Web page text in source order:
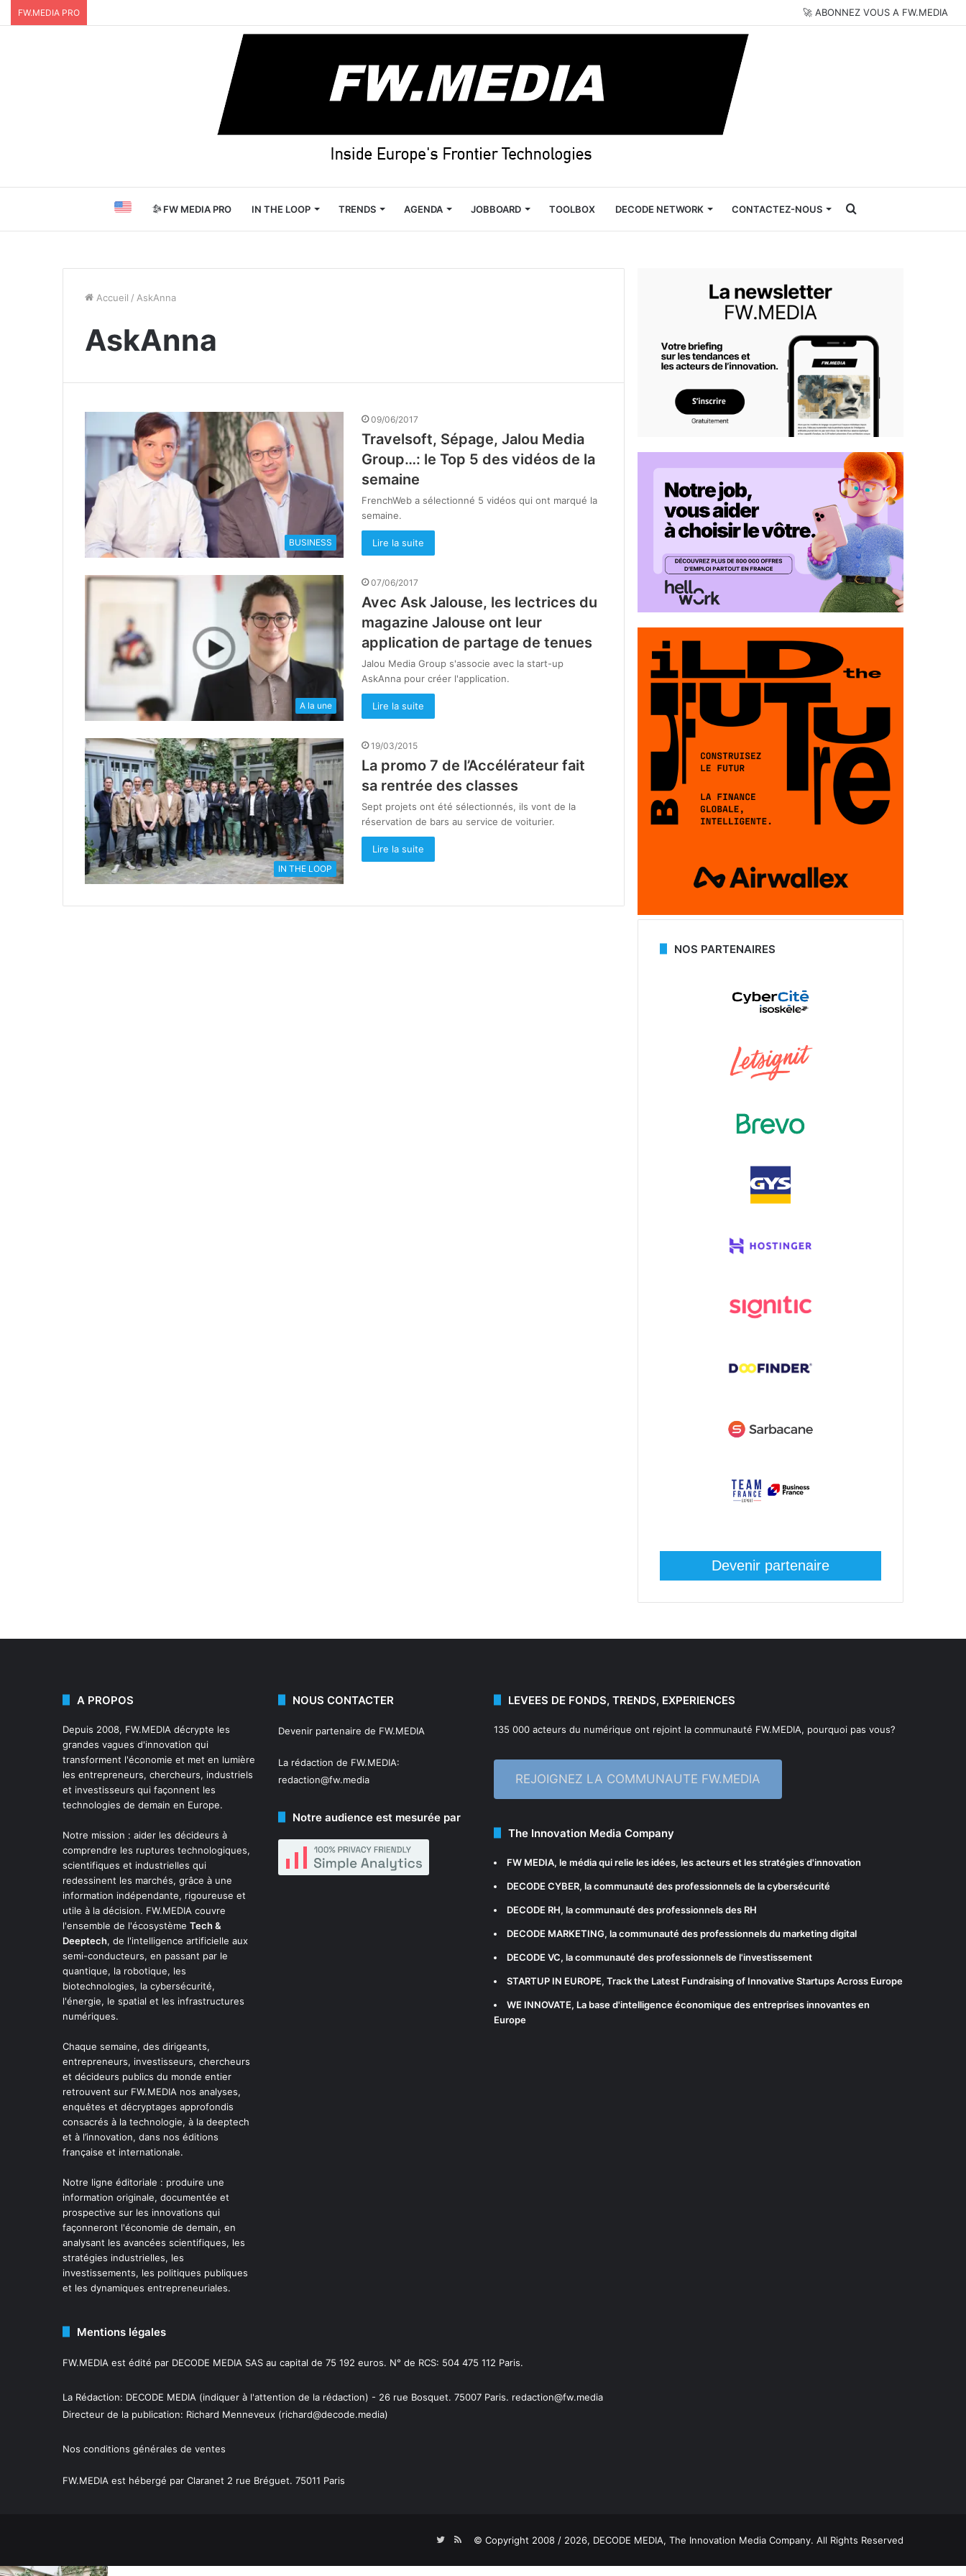
FW.MEDIA PRO 🚀 ABONNEZ VOUS A FW.MEDIA
FW MEDIA PRO IN THE LOOP TRENDS AGENDA JOBBOARD TOOLBOX DECODE NETWORK CONTACTEZ-NOUS Rechercher
Accueil / AskAnna
AskAnna
BUSINESS
09/06/2017
Travelsoft, Sépage, Jalou Media
Group…: le Top 5 des vidéos de la
semaine
FrenchWeb a sélectionné 5 vidéos qui ont marqué la
semaine.
Lire la suite
A la une
07/06/2017
Avec Ask Jalouse, les lectrices du
magazine Jalouse ont leur
application de partage de tenues
Jalou Media Group s'associe avec la start-up
AskAnna pour créer l'application.
Lire la suite
IN THE LOOP
19/03/2015
La promo 7 de l’Accélérateur fait
sa rentrée des classes
Sept projets ont été sélectionnés, ils vont de la
réservation de bars au service de voiturier.
Lire la suite
NOS PARTENAIRES
Devenir partenaire
A PROPOS
Depuis 2008, FW.MEDIA décrypte les
grandes vagues d'innovation qui
transforment l'économie et met en lumière
les entrepreneurs, chercheurs, industriels
et investisseurs qui façonnent les
technologies de demain en Europe.
Notre mission : aider les décideurs à
comprendre les ruptures technologiques,
scientifiques et industrielles qui
redessinent les marchés, grâce à une
information indépendante, rigoureuse et
utile à la décision. FW.MEDIA couvre
l'ensemble de l'écosystème Tech &
Deeptech, de l'intelligence artificielle aux
semi-conducteurs, en passant par le
quantique, la robotique, les
biotechnologies, la cybersécurité,
l'énergie, le spatial et les infrastructures
numériques.
Chaque semaine, des dirigeants,
entrepreneurs, investisseurs, chercheurs
et décideurs publics du monde entier
retrouvent sur FW.MEDIA nos analyses,
enquêtes et décryptages approfondis
consacrés à la technologie, à la deeptech
et à l’innovation, dans nos éditions
française et internationale.
Notre ligne éditoriale : produire une
information originale, documentée et
prospective sur les innovations qui
façonneront l'économie de demain, en
analysant les avancées scientifiques, les
stratégies industrielles, les
investissements, les politiques publiques
et les dynamiques entrepreneuriales.
NOUS CONTACTER
Devenir partenaire de FW.MEDIA
La rédaction de FW.MEDIA:
redaction@fw.media
Notre audience est mesurée par
LEVEES DE FONDS, TRENDS, EXPERIENCES
135 000 acteurs du numérique ont rejoint la communauté FW.MEDIA, pourquoi pas vous?
REJOIGNEZ LA COMMUNAUTE FW.MEDIA
The Innovation Media Company
FW MEDIA, le média qui relie les idées, les acteurs et les stratégies d'innovation
DECODE CYBER, la communauté des professionnels de la cybersécurité
DECODE RH, la communauté des professionnels des RH
DECODE MARKETING, la communauté des professionnels du marketing digital
DECODE VC, la communauté des professionnels de l'investissement
STARTUP IN EUROPE, Track the Latest Fundraising of Innovative Startups Across Europe
WE INNOVATE, La base d'intelligence économique des entreprises innovantes en
Europe
Mentions légales
FW.MEDIA est édité par DECODE MEDIA SAS au capital de 75 192 euros. N° de RCS: 504 475 112 Paris.
La Rédaction: DECODE MEDIA (indiquer à l'attention de la rédaction) - 26 rue Bosquet. 75007 Paris. redaction@fw.media
Directeur de la publication: Richard Menneveux (richard@decode.media)
Nos conditions générales de ventes
FW.MEDIA est hébergé par Claranet 2 rue Bréguet. 75011 Paris
© Copyright 2008 / 2026, DECODE MEDIA, The Innovation Media Company. All Rights Reserved
Twitter
RSS